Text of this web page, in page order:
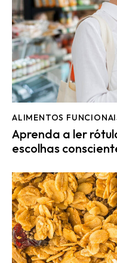
ALIMENTOS
Aprenda a ler
escolhas